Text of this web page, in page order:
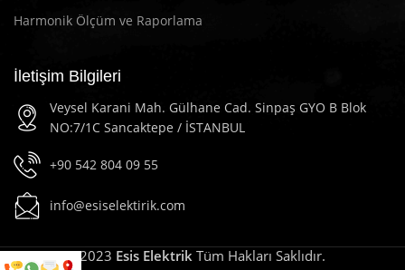
Harmonik Ölçüm ve Raporlama
İletişim Bilgileri
Veysel Karani Mah. Gülhane Cad. Sinpaş GYO B Blok
NO:7/1C Sancaktepe / İSTANBUL
+90 542 804 09 55
info@esiselektirik.com
2023 Esis Elektrik Tüm Hakları Saklıdır.